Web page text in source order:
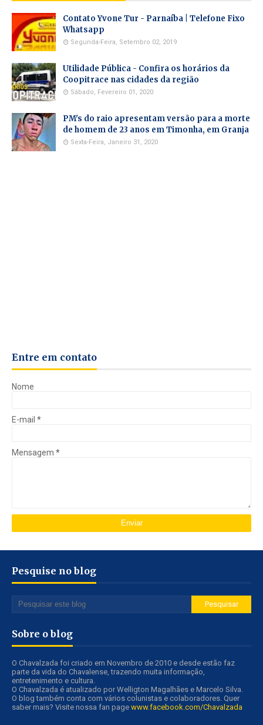
Contato Yvone Tur - Parnaíba | Telefone Fixo
Whatsapp
Segunda-Feira, Setembro 02, 2019
Utilidade Pública - Confira os horários da
Coopitrace nas cidades da região
Sábado, Fevereiro 01, 2020
PM's do raio apresentam versão para a morte
de homem de 23 anos em Timonha, em Granja
Sexta-Feira, Janeiro 31, 2020
Entre em contato
Nome
E-mail *
Mensagem *
Pesquise no blog
Sobre o blog
O Chavalzada foi criado em Novembro de 2010 e desde estão faz
parte da vida do Chavalense, trazendo muita informação,
entretenimento e cultura.
O Chavalzada é atualizado por Welligton Magalhães e Marcelo Silva.
O blog também conta com vários colunistas e colaboradores. Quer
saber mais? Visite nossa fan page www.facebook.com/Chavalzada